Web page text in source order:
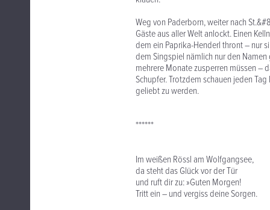
Weg von Paderborn, weiter nach
Gäste aus aller Welt anlockt. Einen
dem ein Paprika-Henderl thront – nur
dem Singspiel nämlich nur den
mehrere Monate zusperren müssen –
Schupfer. Trotzdem schauen jeden
geliebt zu werden.
******
Im weißen Rössl am Wolfgangsee,
da steht das Glück vor der Tür
und ruft dir zu: »Guten Morgen!
Tritt ein – und vergiss deine Sorgen.